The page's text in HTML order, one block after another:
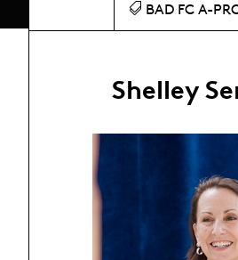
BAD FC A-
Shelley